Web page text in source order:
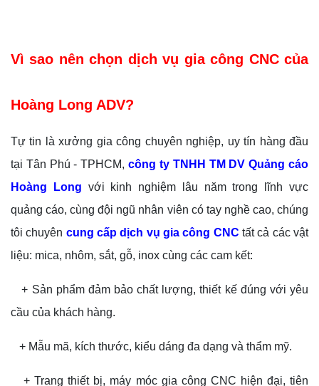
Vì sao nên chọn dịch vụ gia công CNC của
Hoàng Long ADV?
Tự tin là xưởng gia công chuyên nghiệp, uy tín hàng đầu
tại Tân Phú - TPHCM, công ty TNHH TM DV Quảng cáo
Hoàng Long với kinh nghiệm lâu năm trong lĩnh vực
quảng cáo, cùng đội ngũ nhân viên có tay nghề cao, chúng
tôi chuyên cung cấp dịch vụ gia công CNC tất cả các vật
liệu: mica, nhôm, sắt, gỗ, inox cùng các cam kết:
+ Sản phẩm đảm bảo chất lượng, thiết kế đúng với yêu
cầu của khách hàng.
+ Mẫu mã, kích thước, kiểu dáng đa dạng và thẩm mỹ.
+ Trang thiết bị, máy móc gia công CNC hiện đại, tiên